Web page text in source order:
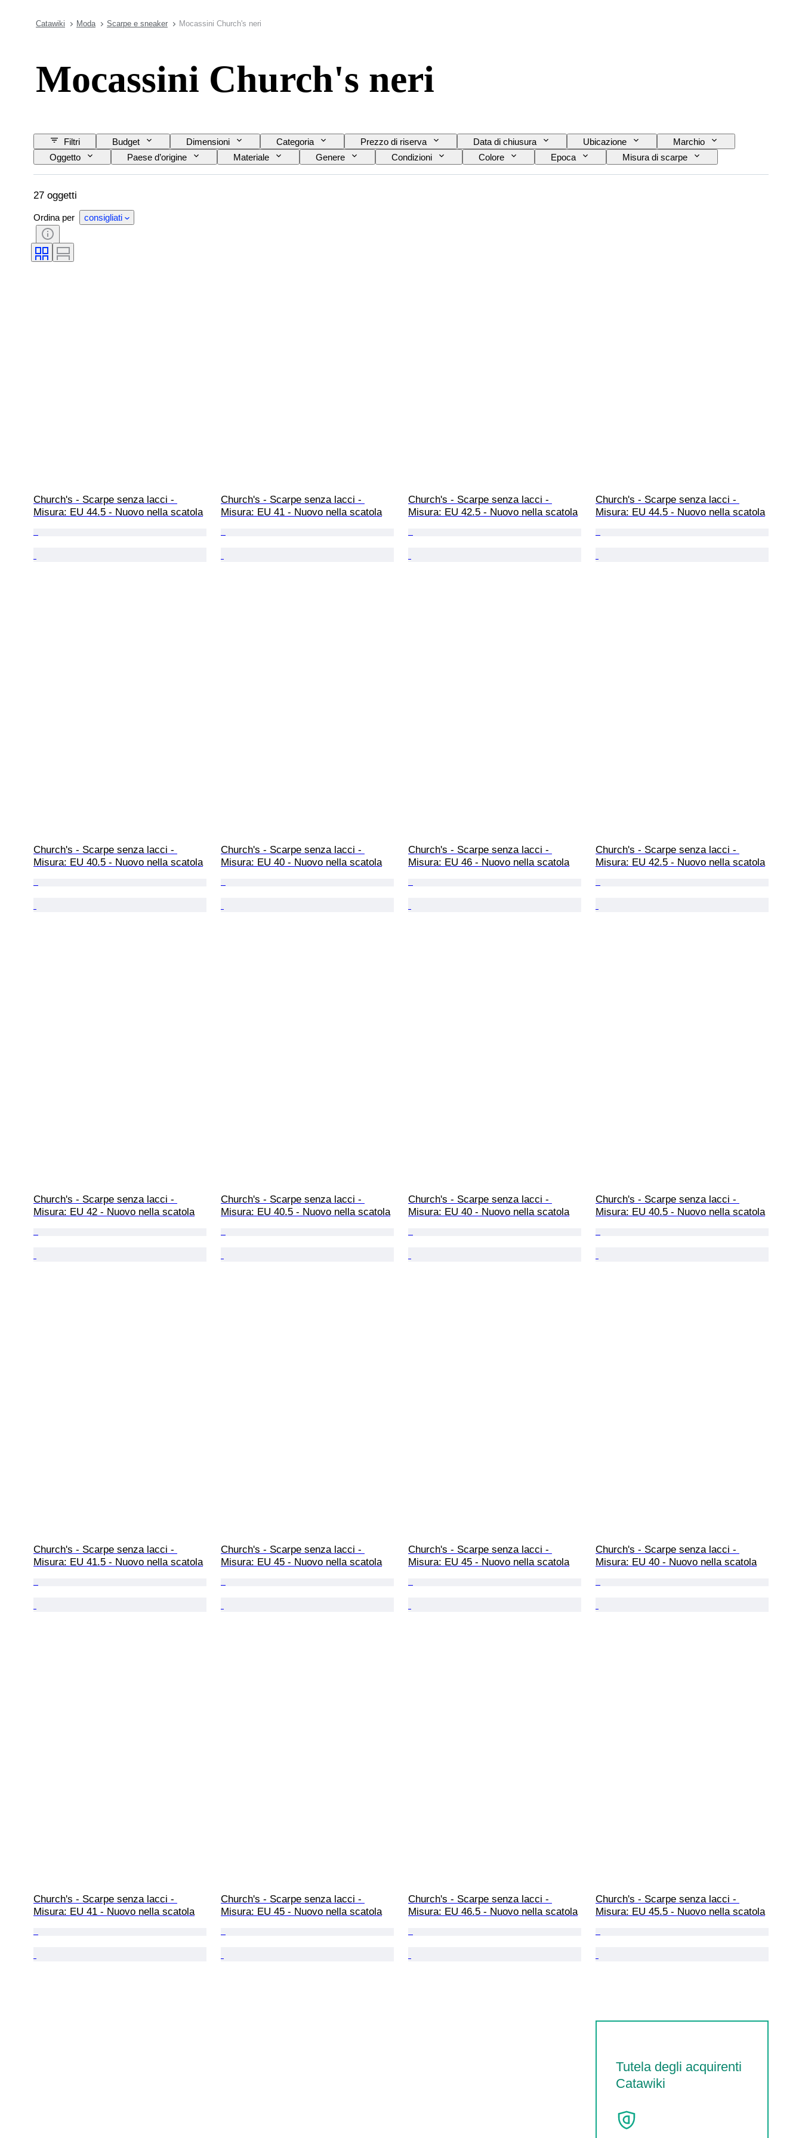
Catawiki Moda Scarpe e sneaker Mocassini Church's neri
Mocassini Church's neri
Filtri Budget Dimensioni Categoria Prezzo di riserva Data di chiusura Ubicazione
Marchio
Oggetto
Paese d’origine Materiale Genere Condizioni Colore Epoca Misura di scarpe
27 oggetti
Ordina per consigliati
Church's - Scarpe senza lacci -
Misura: EU 44.5 - Nuovo nella scatola
Church's - Scarpe senza lacci -
Misura: EU 41 - Nuovo nella scatola
Church's - Scarpe senza lacci -
Misura: EU 42.5 - Nuovo nella scatola
Church's - Scarpe senza lacci -
Misura: EU 44.5 - Nuovo nella scatola
Church's - Scarpe senza lacci -
Misura: EU 40.5 - Nuovo nella scatola
Church's - Scarpe senza lacci -
Misura: EU 40 - Nuovo nella scatola
Church's - Scarpe senza lacci -
Misura: EU 46 - Nuovo nella scatola
Church's - Scarpe senza lacci -
Misura: EU 42.5 - Nuovo nella scatola
Church's - Scarpe senza lacci -
Misura: EU 42 - Nuovo nella scatola
Church's - Scarpe senza lacci -
Misura: EU 40.5 - Nuovo nella scatola
Church's - Scarpe senza lacci -
Misura: EU 40 - Nuovo nella scatola
Church's - Scarpe senza lacci -
Misura: EU 40.5 - Nuovo nella scatola
Church's - Scarpe senza lacci -
Misura: EU 41.5 - Nuovo nella scatola
Church's - Scarpe senza lacci -
Misura: EU 45 - Nuovo nella scatola
Church's - Scarpe senza lacci -
Misura: EU 45 - Nuovo nella scatola
Church's - Scarpe senza lacci -
Misura: EU 40 - Nuovo nella scatola
Church's - Scarpe senza lacci -
Misura: EU 41 - Nuovo nella scatola
Church's - Scarpe senza lacci -
Misura: EU 45 - Nuovo nella scatola
Church's - Scarpe senza lacci -
Misura: EU 46.5 - Nuovo nella scatola
Church's - Scarpe senza lacci -
Misura: EU 45.5 - Nuovo nella scatola
Tutela degli acquirenti
Catawiki